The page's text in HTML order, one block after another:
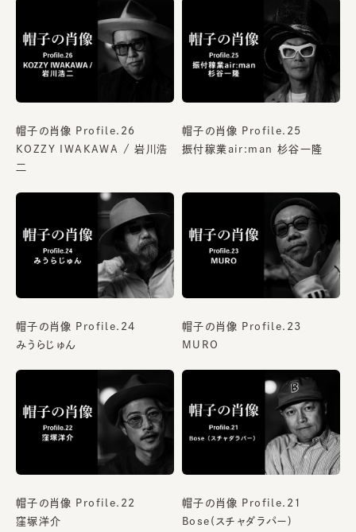
帽子の肖像 Profile.26
KOZZY IWAKAWA / 岩川浩
二
帽子の肖像 Profile.25
振付稼業air:man 杉谷一隆
帽子の肖像 Profile.24
みうらじゅん
帽子の肖像 Profile.23
MURO
帽子の肖像 Profile.22
窪塚洋介
帽子の肖像 Profile.21
Bose(スチャダラパー)